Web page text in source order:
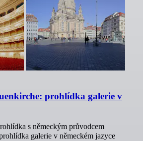
prohlídka galerie v
s německým průvodcem
galerie v německém jazyce